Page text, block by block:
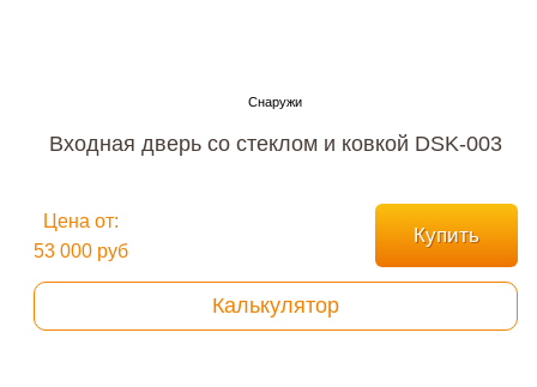
Входная дверь со стеклом и ковкой DSK-003
Цена от:
53 000 руб
Купить
Калькулятор